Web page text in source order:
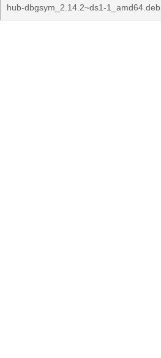
hub-dbgsym_2.14.2~ds1-1_amd64.deb